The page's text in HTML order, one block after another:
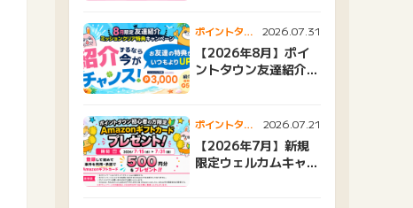
ポイントタウ
ンニュース
2026.07.31
【2026年8月】ポイ
ントタウン友達紹介キ
ポイントタウ
ンニュース
2026.07.21
【2026年7月】新規
限定ウェルカムキャン